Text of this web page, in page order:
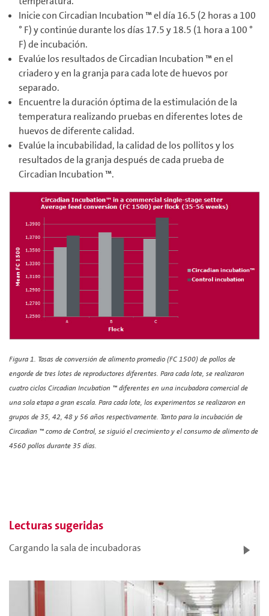
Inicie con Circadian Incubation ™ el día 16.5 (2 horas a 100
° F) y continúe durante los días 17.5 y 18.5 (1 hora a 100 °
F) de incubación.
Evalúe los resultados de Circadian Incubation ™ en el
criadero y en la granja para cada lote de huevos por
separado.
Encuentre la duración óptima de la estimulación de la
temperatura realizando pruebas en diferentes lotes de
huevos de diferente calidad.
Evalúe la incubabilidad, la calidad de los pollitos y los
resultados de la granja después de cada prueba de
Circadian Incubation ™.
Figura 1. Tasas de conversión de alimento promedio (FC 1500) de pollos de
engorde de tres lotes de reproductores diferentes. Para cada lote, se realizaron
cuatro ciclos Circadian Incubation ™ diferentes en una incubadora comercial de
una sola etapa a gran escala. Para cada lote, los experimentos se realizaron en
grupos de 35, 42, 48 y 56 años respectivamente. Tanto para la incubación de
Circadian ™ como de Control, se siguió el crecimiento y el consumo de alimento de
4560 pollos durante 35 días.
Lecturas sugeridas
Cargando la sala de incubadoras